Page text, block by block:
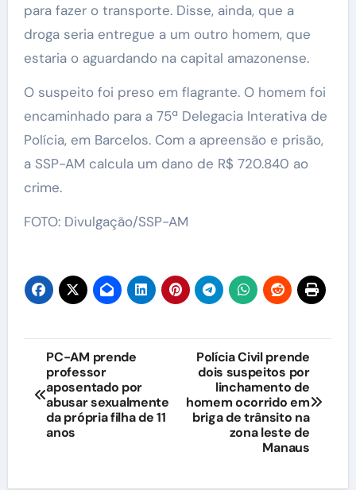
para fazer o transporte. Disse, ainda, que a
droga seria entregue a um outro homem, que
estaria o aguardando na capital amazonense.
O suspeito foi preso em flagrante. O homem foi
encaminhado para a 75ª Delegacia Interativa de
Polícia, em Barcelos. Com a apreensão e prisão,
a SSP-AM calcula um dano de R$ 720.840 ao
crime.
FOTO: Divulgação/SSP-AM
Navegação
de
Post
PC-AM prende
professor
aposentado por
abusar sexualmente
da própria filha de 11
anos
Polícia Civil prende
dois suspeitos por
linchamento de
homem ocorrido em
briga de trânsito na
zona leste de
Manaus